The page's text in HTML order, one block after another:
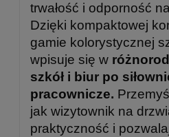
trwałość i odporność
Dzięki kompaktowej
gamie kolorystycznej
wpisuje się w
szkół i biur po
pracownicze.
jak wizytownik na
praktyczność i